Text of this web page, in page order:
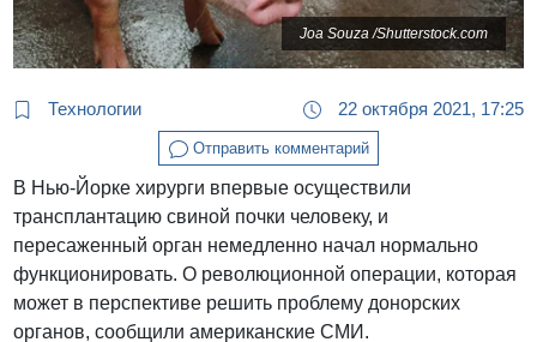
Joa Souza /Shutterstock.com
Технологии 22 октября 2021, 17:25
Отправить комментарий
В Нью-Йорке хирурги впервые осуществили
трансплантацию свиной почки человеку, и
пересаженный орган немедленно начал нормально
функционировать. О революционной операции, которая
может в перспективе решить проблему донорских
органов, сообщили американские СМИ.